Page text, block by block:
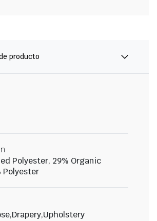
producto
Polyester, 29% Organic
Polyester